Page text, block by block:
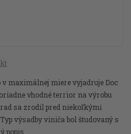
v maximálnej miere vyjadruje Doc
vhodné terrior na výrobu
sa zrodil pred niekoľkými
výsadby viniča bol študovaný s
popis